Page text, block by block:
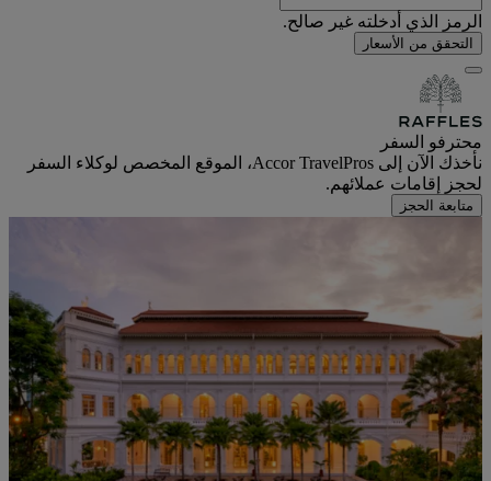
الرمز الذي أدخلته غير صالح.
التحقق من الأسعار
محترفو السفر
نأخذك الآن إلى Accor TravelPros، الموقع المخصص لوكلاء السفر
لحجز إقامات عملائهم.
متابعة الحجز